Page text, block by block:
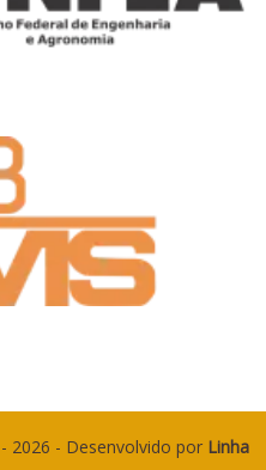
2026 - Desenvolvido por Linha